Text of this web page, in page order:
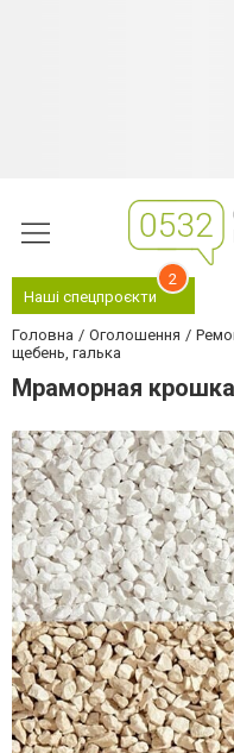
Наші спецпроєкти
2
Головна Оголошення
щебень, галька
Мраморная